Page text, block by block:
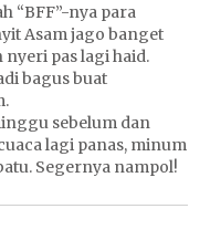
“BFF”-nya para
Asam jago banget
pas lagi haid.
bagus buat
sebelum dan
lagi panas, minum
Segernya nampol!